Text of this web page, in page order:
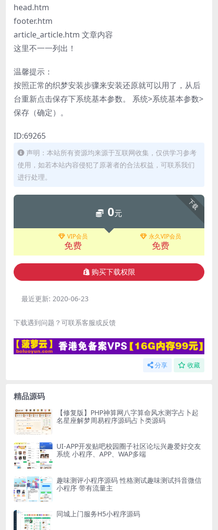
head.htm
footer.htm
article_article.htm 文章内容
这里不一一列出！
温馨提示：
按照正常的织梦安装步骤来安装还原就可以用了，从后
台重新点击保存下系统基本参数。 系统>系统基本参数>
保存（确定）。
ID:69265
声明：本站所有资源均来源于互联网收集，仅供学习参考
使用，如若本站内容侵犯了原著者的合法权益，可联系我们
进行处理。
下载
0元
VIP会员
免费
永久VIP会员
免费
购买下载权限
最近更新: 2020-06-23
下载遇到问题？可联系客服或反馈
分享 收藏
精品源码
【修复版】PHP神算网八字算命风水测字占卜起
名星座解梦周易程序源码占卜类源码
UI-APP开发贴吧校园圈子社区论坛兴趣爱好交友
系统 小程序、APP、WAP多端
趣味测评小程序源码 性格测试趣味测试抖音微信
小程序 带有流量主
同城上门服务H5小程序源码